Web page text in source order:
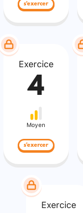
s'exercer
Exercice
4
Moyen
s'exercer
Exercice